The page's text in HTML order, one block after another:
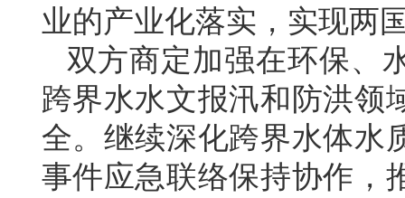
业的产业化落实，实现两
双方商定加强在环保、
跨界水水文报汛和防洪领
全。继续深化跨界水体水
事件应急联络保持协作，